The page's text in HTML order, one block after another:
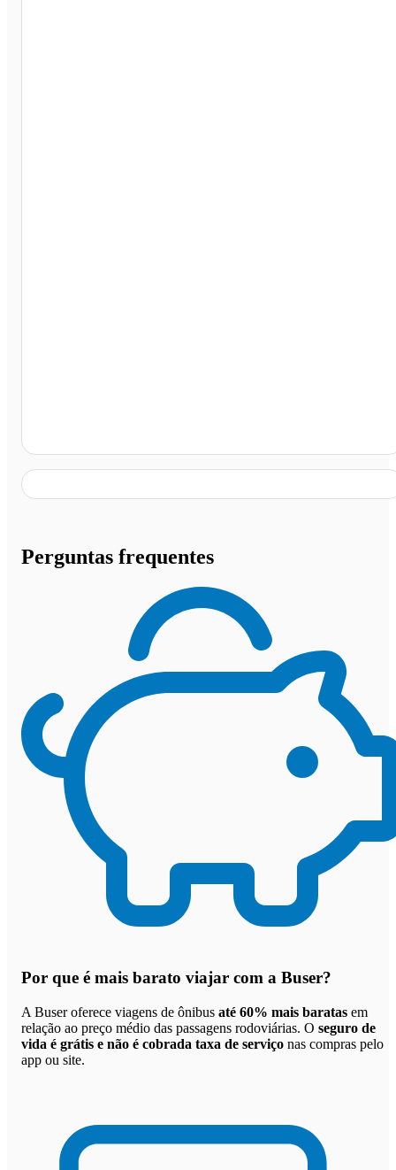
Perguntas frequentes
Por que é mais barato viajar com a Buser?
A Buser oferece viagens de ônibus até 60% mais baratas em
relação ao preço médio das passagens rodoviárias. O seguro de
vida é grátis e não é cobrada taxa de serviço nas compras pelo
app ou site.